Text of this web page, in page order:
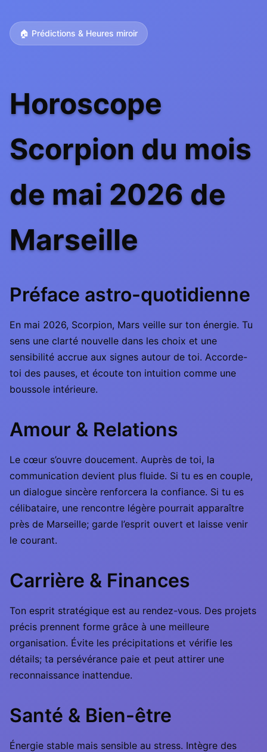
🏠 Prédictions & Heures miroir
Horoscope
Scorpion du mois
de mai 2026 de
Marseille
Préface astro-quotidienne
En mai 2026, Scorpion, Mars veille sur ton énergie. Tu
sens une clarté nouvelle dans les choix et une
sensibilité accrue aux signes autour de toi. Accorde-
toi des pauses, et écoute ton intuition comme une
boussole intérieure.
Amour & Relations
Le cœur s’ouvre doucement. Auprès de toi, la
communication devient plus fluide. Si tu es en couple,
un dialogue sincère renforcera la confiance. Si tu es
célibataire, une rencontre légère pourrait apparaître
près de Marseille; garde l’esprit ouvert et laisse venir
le courant.
Carrière & Finances
Ton esprit stratégique est au rendez-vous. Des projets
précis prennent forme grâce à une meilleure
organisation. Évite les précipitations et vérifie les
détails; ta persévérance paie et peut attirer une
reconnaissance inattendue.
Santé & Bien-être
Énergie stable mais sensible au stress. Intègre des